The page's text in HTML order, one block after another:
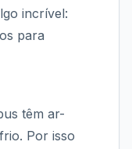
incrível:
para
têm ar-
Por isso